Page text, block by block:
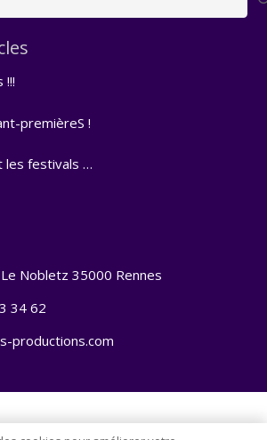
!!!
premièreS !
les festivals …
Nobletz 35000 Rennes
34 62
productions.com